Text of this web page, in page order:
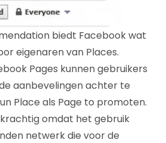
biedt Facebook wat
eigenaren van Places.
Pages kunnen gebruikers
aanbevelingen achter te
Place als Page to promoten.
omdat het gebruik
netwerk die voor de